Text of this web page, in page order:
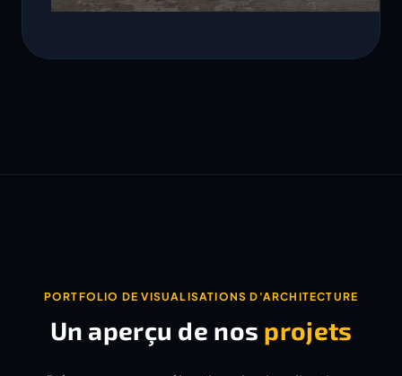
PORTFOLIO DE VISUALISATIONS D'ARCHITECTURE
Un aperçu de nos projets